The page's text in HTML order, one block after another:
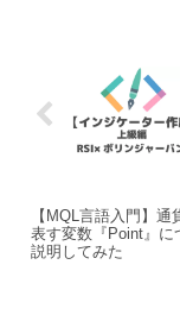
【MQL言語入門】
表す変数『Point』に
説明してみた